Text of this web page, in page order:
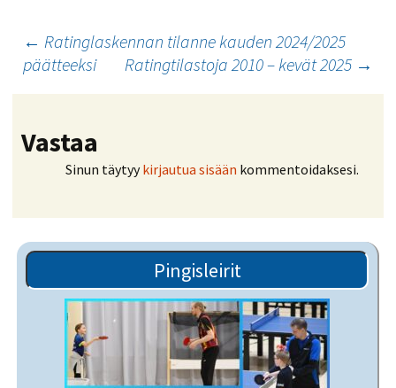
Artikkelien
selaus
← Ratinglaskennan tilanne kauden 2024/2025
päätteeksi
Ratingtilastoja 2010 – kevät 2025 →
Vastaa
Sinun täytyykirjautua sisään kommentoidaksesi.
Pingisleirit